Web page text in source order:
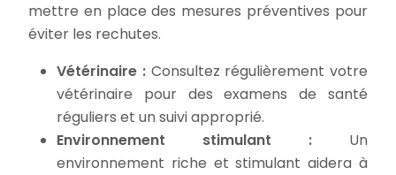
mettre en place des mesures préventives pour
éviter les rechutes.
Vétérinaire : Consultez régulièrement votre
vétérinaire pour des examens de santé
réguliers et un suivi approprié.
Environnement stimulant : Un
environnement riche et stimulant aidera à